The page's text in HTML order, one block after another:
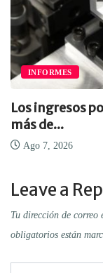
INFORMES
Los ingresos
más de...
Ago 7, 2026
Leave a
Tu dirección de correo
obligatorios están